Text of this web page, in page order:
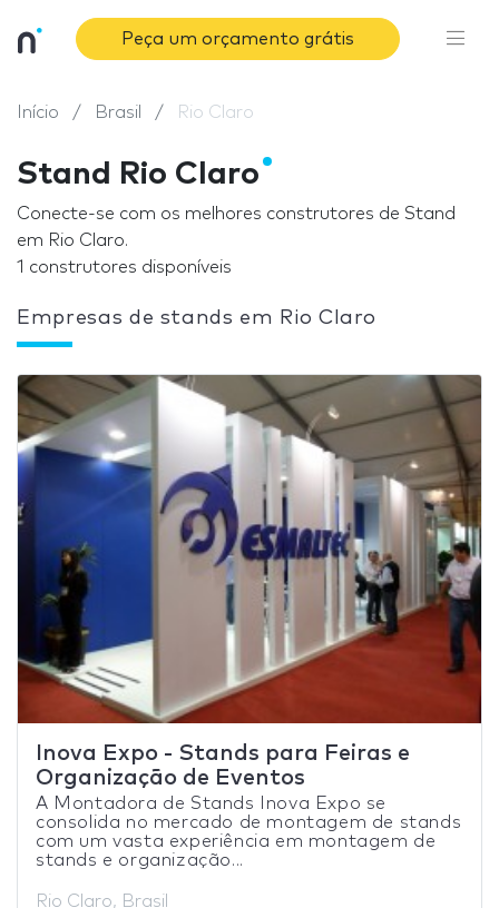
Peça um orçamento grátis
Início Brasil Rio Claro
Stand Rio Claro
Conecte-se com os melhores construtores de Stand
em Rio Claro.
1 construtores disponíveis
Empresas de stands em Rio Claro
Inova Expo - Stands para Feiras e
Organização de Eventos
A Montadora de Stands Inova Expo se
consolida no mercado de montagem de stands
com um vasta experiência em montagem de
stands e organização...
Rio Claro, Brasil